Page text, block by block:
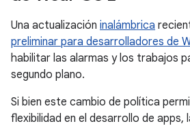
Una actualización inalámbrica
preliminar para desarrolladores de
habilitar las alarmas y los trabajos
segundo plano.
Si bien este cambio de política
flexibilidad en el desarrollo de apps,